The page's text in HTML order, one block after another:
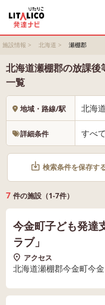
施設情報 > 北海道 > 瀬棚郡
北海道瀬棚郡の放課
一覧
地域・路線/駅 北海
詳細条件 すべ
検索条件を保存す
7 件の施設（1-7件）
今金町子ども発達
ラブ」
アクセス
北海道瀬棚郡今金町今